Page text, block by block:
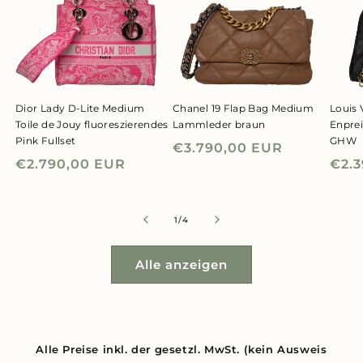
Dior Lady D-Lite Medium
Toile de Jouy fluoreszierendes
Pink Fullset
Normaler
€2.790,00 EUR
Chanel 19 Flap Bag Medium
Lammleder braun
Normaler
€3.790,00 EUR
Louis
GHW
1/von
4
Alle anzeigen
Alle Preise inkl. der gesetzl. MwSt. (kein Ausweis